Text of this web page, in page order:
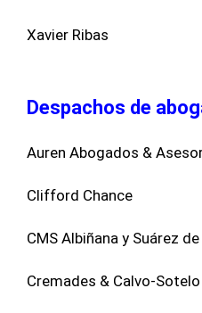
Xavier Ribas
Despachos de
Auren Abogados &
Clifford Chance
CMS Albiñana y Suárez
Cremades & Calvo-Sotelo